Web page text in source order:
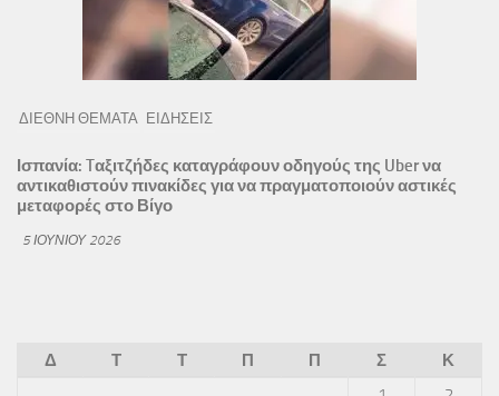
ΔΙΕΘΝΗ ΘΕΜΑΤΑ ΕΙΔΗΣΕΙΣ
Ισπανία: Tαξιτζήδες καταγράφουν οδηγούς της Uber να
αντικαθιστούν πινακίδες για να πραγματοποιούν αστικές
μεταφορές στο Βίγο
5 ΙΟΥΝΊΟΥ 2026
Δ Τ Τ Π Π Σ
Κ